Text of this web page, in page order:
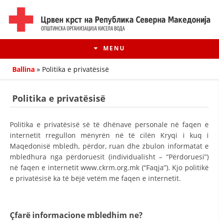
MENU
HISTORIA E LËVIZJES
Ballina » Politika e privatësisë
Politika e privatësisë
Politika e privatësisë së të dhënave personale në faqen e
internetit rregullon mënyrën në të cilën Kryqi i kuq i
Maqedonisë mbledh, përdor, ruan dhe zbulon informatat e
mbledhura nga përdoruesit (individualisht – “Përdoruesi”)
në faqen e internetit www.ckrm.org.mk (“Faqja”). Kjo politikë
e privatësisë ka të bëjë vetëm me faqen e internetit.
Çfarë informacione mbledhim ne?